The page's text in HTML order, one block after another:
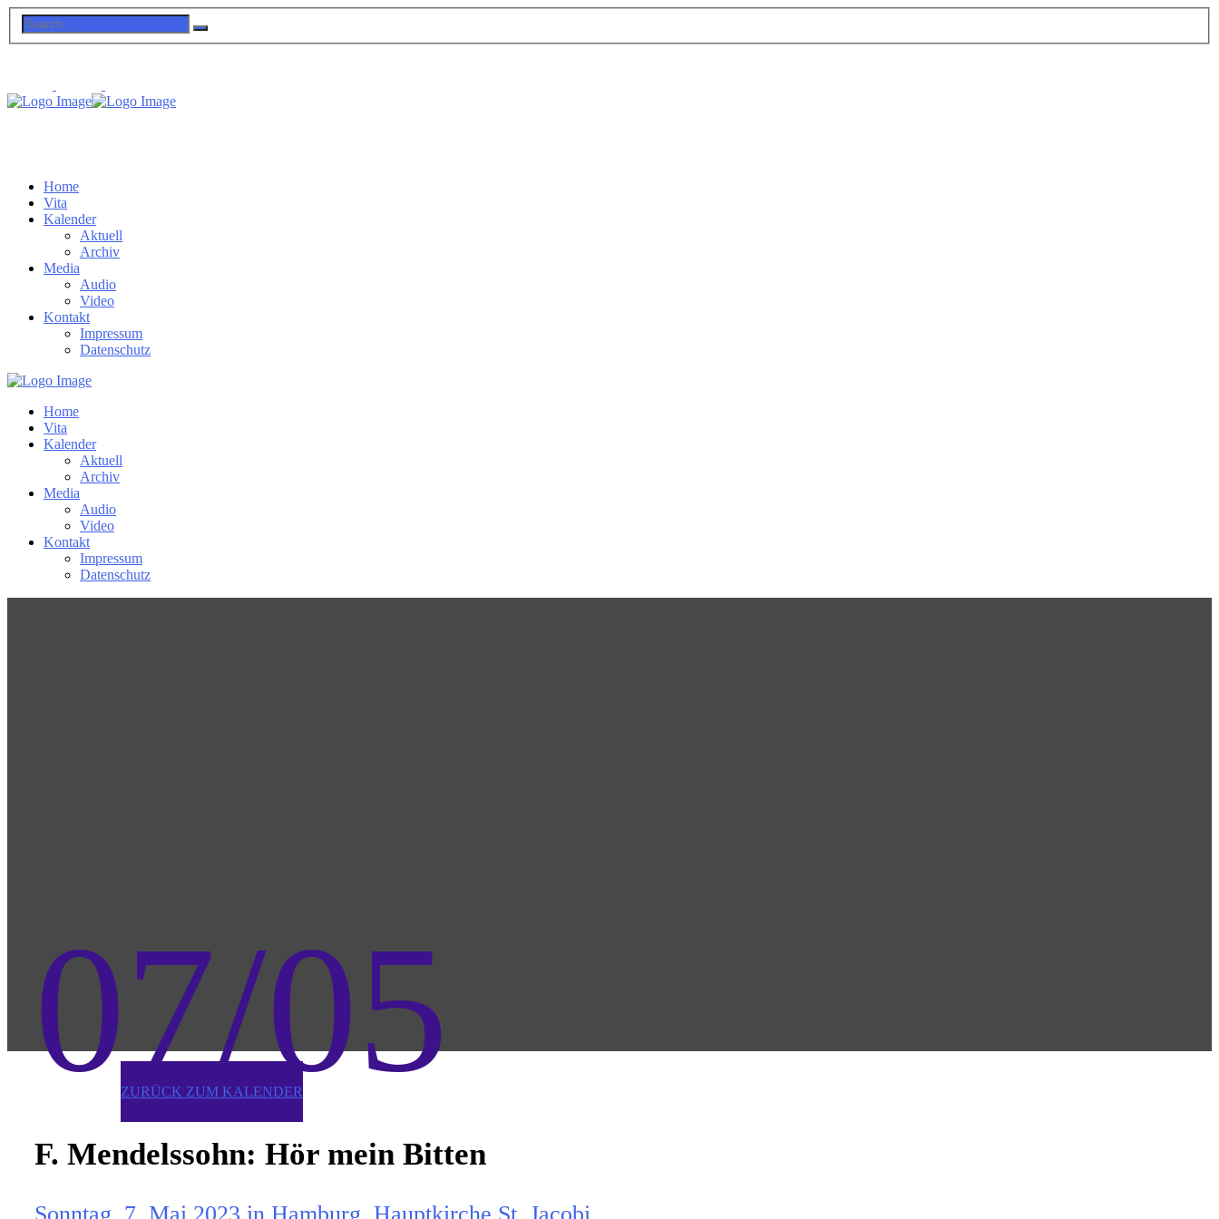
Home
Vita
Kalender
Aktuell
Archiv
Media
Audio
Video
Kontakt
Impressum
Datenschutz
Home
Vita
Kalender
Aktuell
Archiv
Media
Audio
Video
Kontakt
Impressum
Datenschutz
07/05
ZURÜCK ZUM KALENDER
F. Mendelssohn: Hör mein Bitten
Sonntag, 7. Mai 2023 in Hamburg, Hauptkirche St. Jacobi